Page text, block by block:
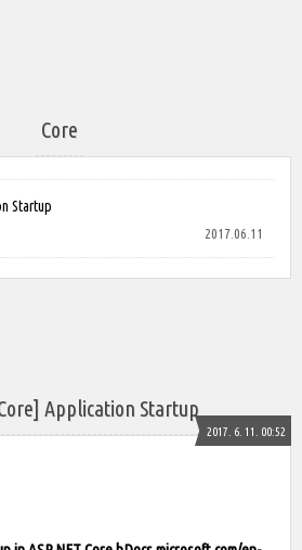
Core
Startup
2017.06.11
Core] Application Startup
2017. 6. 11. 00:52